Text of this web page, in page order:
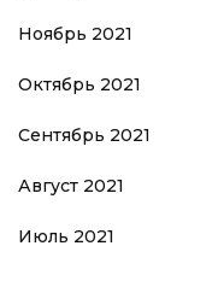
Ноябрь 2021
Октябрь 2021
Сентябрь 2021
Август 2021
Июль 2021